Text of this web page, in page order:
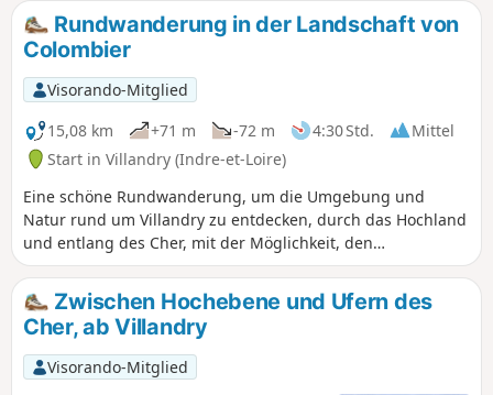
Rundwanderung in der Landschaft von
Colombier
Visorando-Mitglied
15,08 km
+71 m -72 m 4:30 Std.
Mittel
Start in Villandry (Indre-et-Loire)
Eine schöne Rundwanderung, um die Umgebung und
Natur rund um Villandry zu entdecken, durch das Hochland
und entlang des Cher, mit der Möglichkeit, den
Zusammenfluss von Cher und Loire zu besuchen und, wenn
Sie noch Zeit haben, die Gärten und das Schloss zu
besichtigen. Das Dorf hieß im Mittelalter Colombiers: Als
Erinnerung daran ist der Name der Einwohner geblieben!
Zwischen Hochebene und Ufern des
Cher, ab Villandry
Visorando-Mitglied